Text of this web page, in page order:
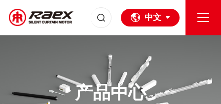
中文
产品中心